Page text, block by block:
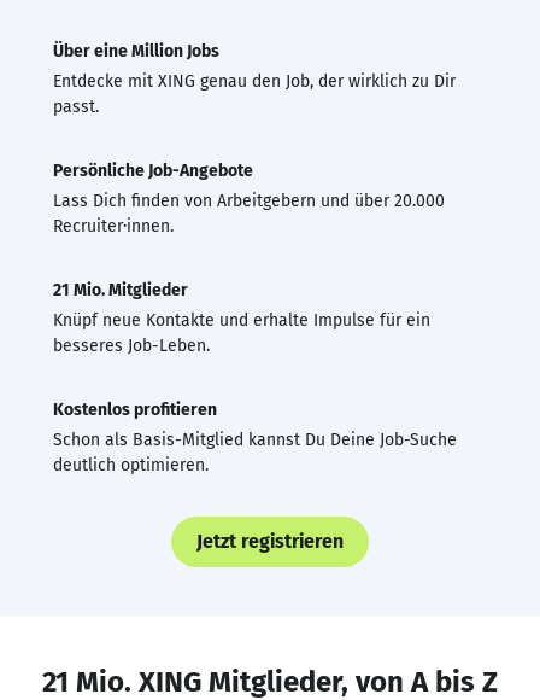
Über eine Million Jobs
Entdecke mit XING genau den Job, der wirklich zu Dir
passt.
Persönliche Job-Angebote
Lass Dich finden von Arbeitgebern und über 20.000
Recruiter·innen.
21 Mio. Mitglieder
Knüpf neue Kontakte und erhalte Impulse für ein
besseres Job-Leben.
Kostenlos profitieren
Schon als Basis-Mitglied kannst Du Deine Job-Suche
deutlich optimieren.
Jetzt registrieren
21 Mio. XING Mitglieder, von A bis Z